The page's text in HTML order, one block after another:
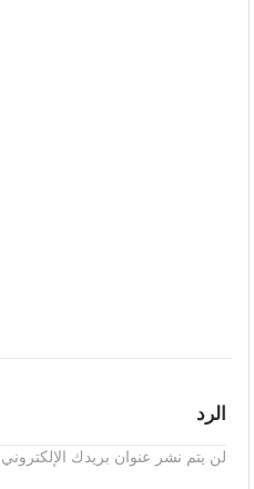
الرد
لن يتم نشر عنوان بريدك الإلكتروني.